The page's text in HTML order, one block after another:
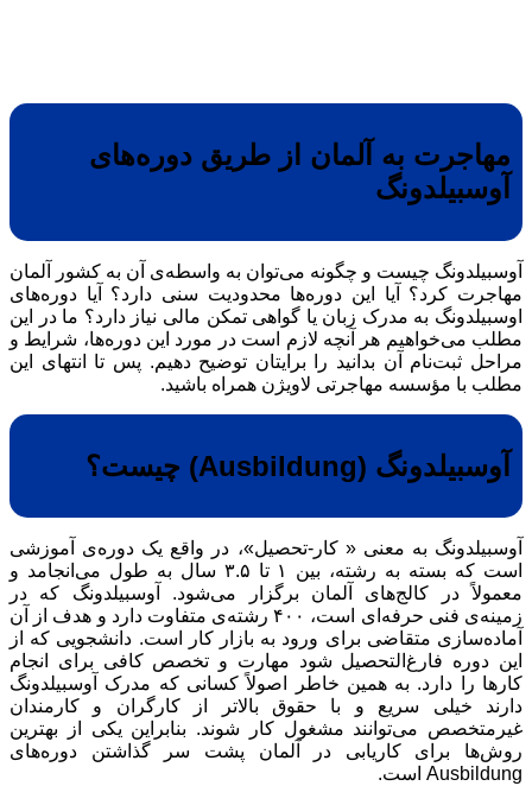
مهاجرت به آلمان از طریق دوره‌های
آوسبیلدونگ
آوسبیلدونگ چیست و چگونه می‌توان به واسطه‌ی آن به کشور آلمان
مهاجرت کرد؟ آیا این دوره‌ها محدودیت سنی دارد؟ آیا دوره‌های
اوسبیلدونگ به مدرک زبان یا گواهی تمکن مالی نیاز دارد؟ ما در این
مطلب می‌خواهیم هر آنچه لازم است در مورد این دوره‌ها، شرایط و
مراحل ثبت‌نام آن بدانید را برایتان توضیح دهیم. پس تا انتهای این
مطلب با مؤسسه‌ مهاجرتی لاویژن همراه باشید.
آوسبیلدونگ (Ausbildung) چیست؟
آوسبیلدونگ به معنی « کار-تحصیل»، در واقع یک دوره‌ی آموزشی
است که بسته به رشته، بین ۱ تا ۳.۵ سال به طول می‌انجامد و
معمولاً در کالج‌های آلمان برگزار می‌شود. آوسبیلدونگ که در
زمینه‌ی فنی حرفه‌ای است، ۴۰۰ رشته‌ی متفاوت دارد و هدف از آن
آماده‌سازی متقاضی برای ورود به بازار کار است. دانشجویی که از
این دوره فارغ‌التحصیل شود مهارت و تخصص کافی برای انجام
کارها را دارد. به همین خاطر اصولاً کسانی که مدرک آوسبیلدونگ
دارند خیلی سریع و با حقوق بالاتر از کارگران و کارمندان
غیرمتخصص می‌توانند مشغول کار شوند. بنابراین یکی از بهترین
روش‌ها برای کاریابی در آلمان پشت سر گذاشتن دوره‌های
Ausbildung است.